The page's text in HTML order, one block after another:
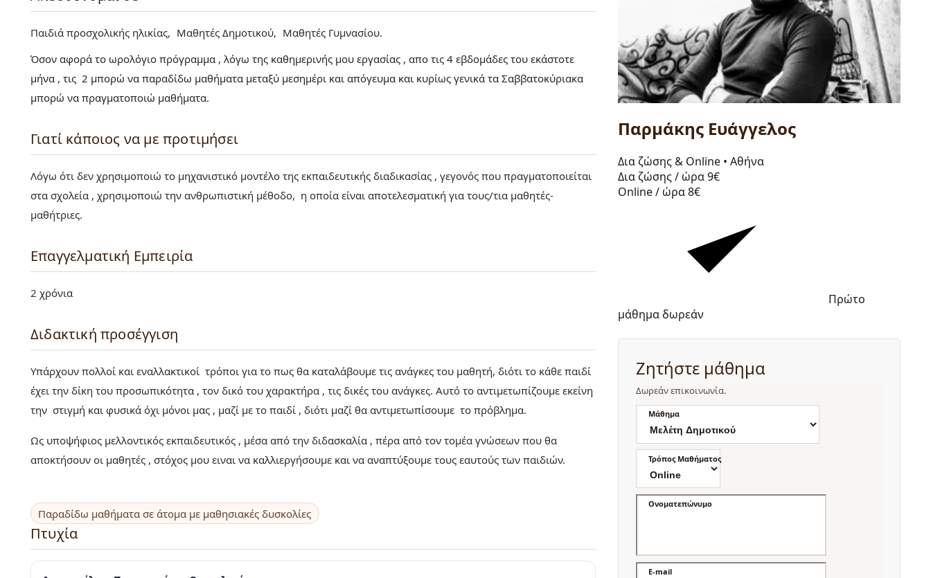
Παιδιά προσχολικής ηλικίας Μαθητές Δημοτικού
Μαθητές Γυμνασίου
Όσον αφορά το ωρολόγιο πρόγραμμα , λόγω της καθημερινής μου εργασίας , απο τις 4 εβδομάδες του εκάστοτε
μήνα , τις 2 μπορώ να παραδίδω μαθήματα μεταξύ μεσημέρι και απόγευμα και κυρίως γενικά τα Σαββατοκύριακα
μπορώ να πραγματοποιώ μαθήματα.
Γιατί κάποιος να με προτιμήσει
Λόγω ότι δεν χρησιμοποιώ το μηχανιστικό μοντέλο της εκπαιδευτικής διαδικασίας , γεγονός που πραγματοποιείται
στα σχολεία , χρησιμοποιώ την ανθρωπιστική μέθοδο, η οποία είναι αποτελεσματική για τους/τια μαθητές-
μαθήτριες.
Επαγγελματική Εμπειρία
2 χρόνια
Διδακτική προσέγγιση
Υπάρχουν πολλοί και εναλλακτικοί τρόποι για το πως θα καταλάβουμε τις ανάγκες του μαθητή, διότι το κάθε παιδί
έχει την δίκη του προσωπικότητα , τον δικό του χαρακτήρα , τις δικές του ανάγκες. Αυτό το αντιμετωπίζουμε εκείνη
την στιγμή και φυσικά όχι μόνοι μας , μαζί με το παιδί , διότι μαζί θα αντιμετωπίσουμε το πρόβλημα.
Ως υποψήφιος μελλοντικός εκπαιδευτικός , μέσα από την διδασκαλία , πέρα από τον τομέα γνώσεων που θα
αποκτήσουν οι μαθητές , στόχος μου ειναι να καλλιεργήσουμε και να αναπτύξουμε τους εαυτούς των παιδιών.
Παραδίδω μαθήματα σε άτομα με μαθησιακές δυσκολίες
Πτυχία
Παρμάκης Ευάγγελος
Δια ζώσης & Online • Αθήνα
Δια ζώσης / ώρα9€
Online / ώρα8€
Πρώτο
μάθημα δωρεάν
Ζητήστε μάθημα
Δωρεάν επικοινωνία.
Μάθημα
Τρόπος Μαθήματος
Ονοματεπώνυμο
E-mail